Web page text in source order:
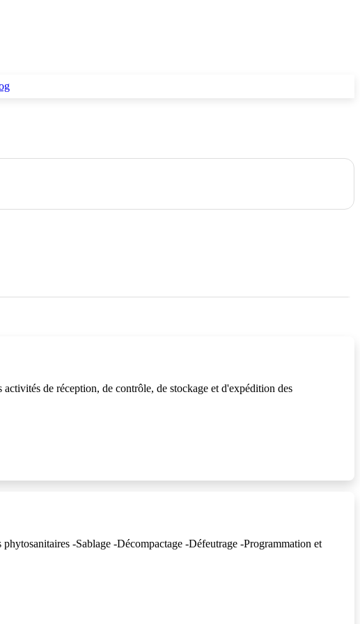
de réception, de contrôle, de stockage et d'expédition des
-Sablage -Décompactage -Défeutrage -Programmation et